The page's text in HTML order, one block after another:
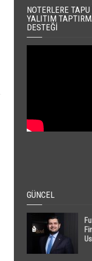
NOTERLERE
YALITIM
DESTEĞI
GÜNCEL